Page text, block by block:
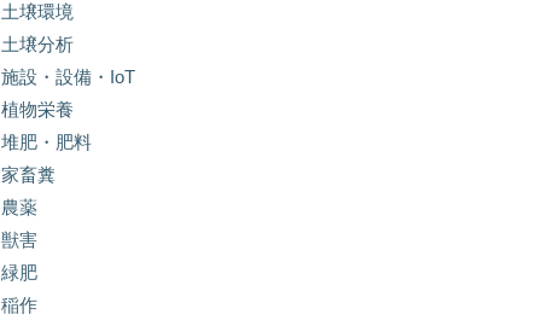
土壌環境
土壌分析
施設・設備・IoT
植物栄養
堆肥・肥料
家畜糞
農薬
獣害
緑肥
稲作